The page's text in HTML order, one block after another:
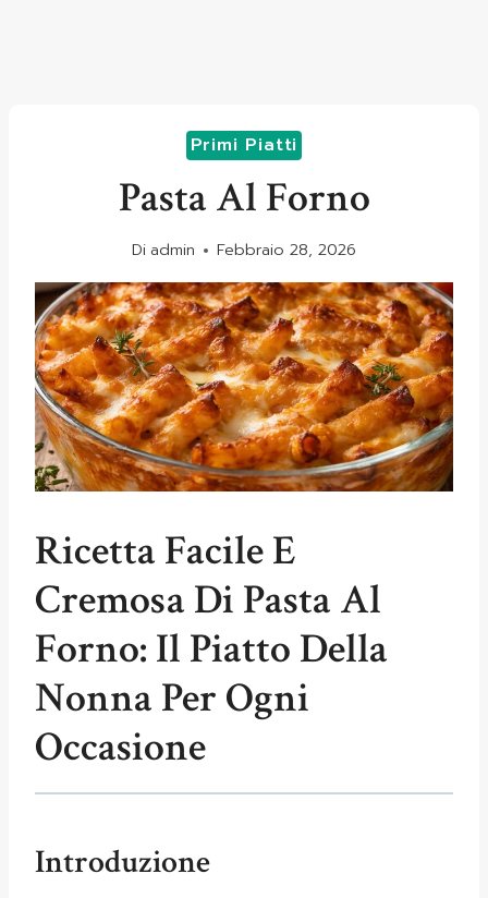
Primi Piatti
Pasta Al Forno
Di admin Febbraio 28, 2026
Ricetta Facile E
Cremosa Di Pasta Al
Forno: Il Piatto Della
Nonna Per Ogni
Occasione
Introduzione